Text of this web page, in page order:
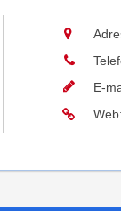
E-